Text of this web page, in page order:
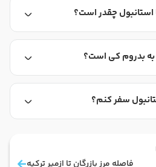
استانبول چقدر است؟
به بدروم کی است؟
سفر کنم؟
فاصله مرز بازرگان تا ازمیر ترکیه